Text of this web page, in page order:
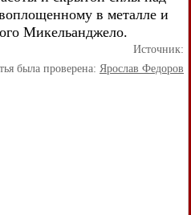
в металле и
Микельанджело.
Источник:
была проверена: Ярослав Федоров